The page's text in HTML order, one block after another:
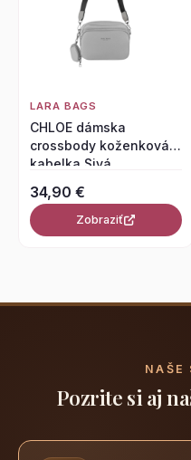
LARA BAGS
CHLOE dámska
crossbody koženková
kabelka Sivá
34,90 €
Zobraziť
NAŠE
Pozrite si aj